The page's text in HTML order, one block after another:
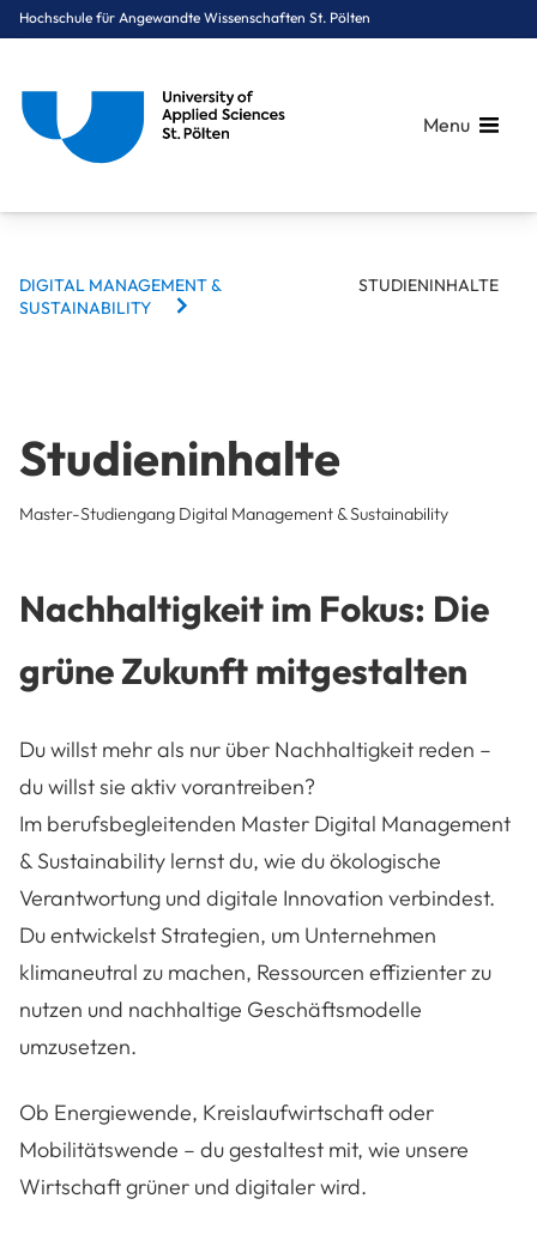
Hochschule für Angewandte Wissenschaften St. Pölten
Menu
You are here:
Business & Innovation
Management & Sustainability
BREADCRUMBS
DIGITAL MANAGEMENT &
SUSTAINABILITY
STUDIENINHALTE
Studieninhalte
Master-Studiengang Digital Management & Sustainability
Nachhaltigkeit im Fokus: Die
grüne Zukunft mitgestalten
Du willst mehr als nur über Nachhaltigkeit reden –
du willst sie aktiv vorantreiben?
Im berufsbegleitenden Master Digital Management
& Sustainability lernst du, wie du ökologische
Verantwortung und digitale Innovation verbindest.
Du entwickelst Strategien, um Unternehmen
klimaneutral zu machen, Ressourcen effizienter zu
nutzen und nachhaltige Geschäftsmodelle
umzusetzen.
Ob Energiewende, Kreislaufwirtschaft oder
Mobilitätswende – du gestaltest mit, wie unsere
Wirtschaft grüner und digitaler wird.